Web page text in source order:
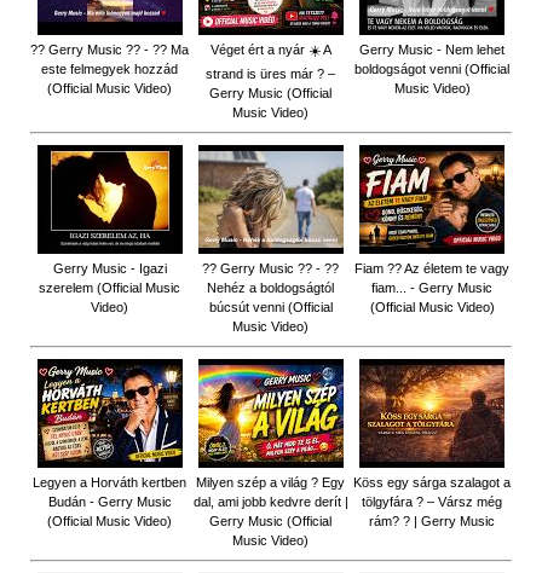
?? Gerry Music ?? - ?? Ma
este felmegyek hozzád
(Official Music Video)
Véget ért a nyár ☀️ A
strand is üres már ? –
Gerry Music (Official
Music Video)
Gerry Music - Nem lehet
boldogságot venni (Official
Music Video)
Gerry Music - Igazi
szerelem (Official Music
Video)
?? Gerry Music ?? - ??
Nehéz a boldogságtól
búcsút venni (Official
Music Video)
Fiam ?‍? Az életem te vagy
fiam... - Gerry Music
(Official Music Video)
Legyen a Horváth kertben
Budán - Gerry Music
(Official Music Video)
Milyen szép a világ ? Egy
dal, ami jobb kedvre derít |
Gerry Music (Official
Music Video)
Köss egy sárga szalagot a
tölgyfára ?️ – Vársz még
rám? ? | Gerry Music